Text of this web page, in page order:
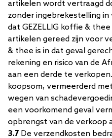
artikelen wordt vertraagd
zonder ingebrekestelling
dat GEZELLIG koffie &
artikelen gereed zijn voor
& thee is in dat geval
rekening en risico van de
aan een derde te
koopsom, vermeerderd
wegen van
een voorkomend geval
opbrengst van de verkoop
3.7 De verzendkosten